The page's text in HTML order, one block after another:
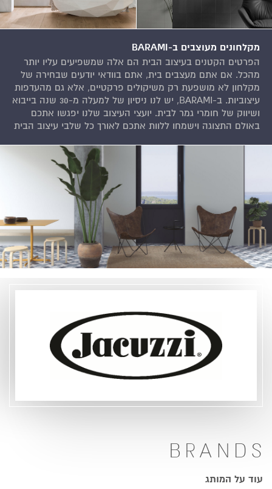
מקלחונים מעוצבים ב-BARAMI
הפרטים הקטנים בעיצוב הבית הם אלה שמשפיעים עליו יותר
מהכל. אם אתם מעצבים בית, אתם בוודאי יודעים שבחירה של
מקלחון לא מושפעת רק משיקולים פרקטיים, אלא גם מהעדפות
עיצוביות. ב-BARAMI, יש לנו ניסיון של למעלה מ-30 שנה בייבוא
ושיווק של חומרי גמר לבית. יועצי העיצוב שלנו יפגשו אתכם
באולם התצוגה וישמחו ללוות אתכם לאורך כל שלבי עיצוב הבית
BRANDS
עוד על המותג